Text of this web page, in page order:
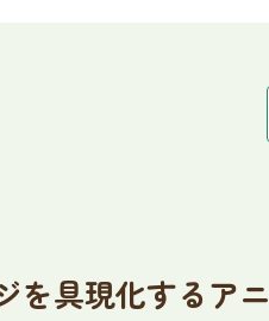
を具現化するア